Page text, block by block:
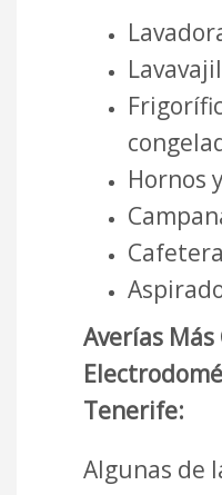
Hornos
Averías
Tenerife:
Algunas de